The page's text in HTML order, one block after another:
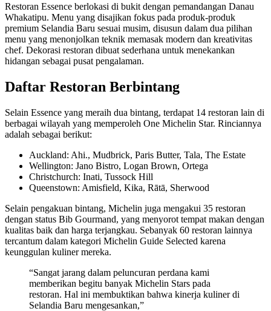
Restoran Essence berlokasi di bukit dengan pemandangan Danau
Whakatipu. Menu yang disajikan fokus pada produk-produk
premium Selandia Baru sesuai musim, disusun dalam dua pilihan
menu yang menonjolkan teknik memasak modern dan kreativitas
chef. Dekorasi restoran dibuat sederhana untuk menekankan
hidangan sebagai pusat pengalaman.
Daftar Restoran Berbintang
Selain Essence yang meraih dua bintang, terdapat 14 restoran lain di
berbagai wilayah yang memperoleh One Michelin Star. Rinciannya
adalah sebagai berikut:
Auckland: Ahi., Mudbrick, Paris Butter, Tala, The Estate
Wellington: Jano Bistro, Logan Brown, Ortega
Christchurch: Inati, Tussock Hill
Queenstown: Amisfield, Kika, Rātā, Sherwood
Selain pengakuan bintang, Michelin juga mengakui 35 restoran
dengan status Bib Gourmand, yang menyorot tempat makan dengan
kualitas baik dan harga terjangkau. Sebanyak 60 restoran lainnya
tercantum dalam kategori Michelin Guide Selected karena
keunggulan kuliner mereka.
“Sangat jarang dalam peluncuran perdana kami
memberikan begitu banyak Michelin Stars pada
restoran. Hal ini membuktikan bahwa kinerja kuliner di
Selandia Baru mengesankan,”